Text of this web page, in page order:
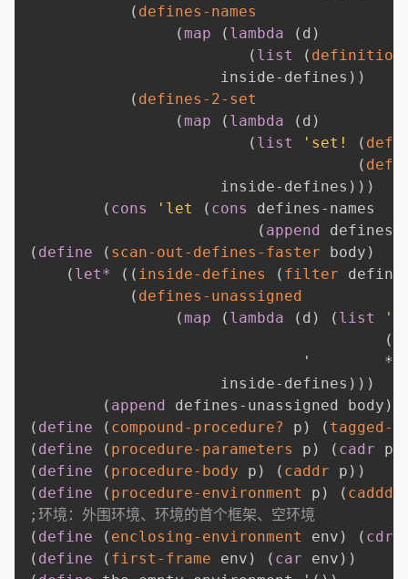
( defines-names
( map ( lambda ( d )
( list (
                     inside-defines
) )
( defines-2-set
( map ( lambda ( d )
( list 'set! (
(
                     inside-defines
) ) )
( cons 'let ( cons
defines-names
( append
defines-
( define ( scan-out-defines-faster body )
( let* ( ( inside-defines ( filter
( defines-unassigned
( map ( lambda ( d ) ( list
(
'
                     inside-defines
) ) )
( append defines-unassigned body )
( define ( compound-procedure? p ) ( tagged-
( define ( procedure-parameters p ) ( cadr p
( define ( procedure-body p ) ( caddr p ) )
( define ( procedure-environment p ) ( cadddr
;环境：外围环境、环境的首个框架、空环境
( define ( enclosing-environment env ) ( cdr
( define ( first-frame env ) ( car env ) )